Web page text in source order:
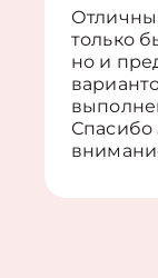
только
но и
Спасибо